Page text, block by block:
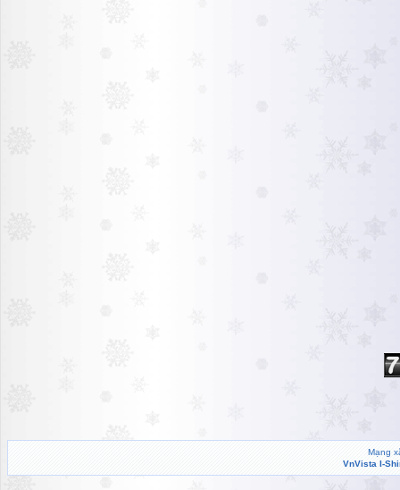
Mạng
VnVista I-